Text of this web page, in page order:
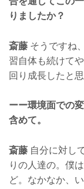
りましたか？
斎藤 そうですね
習自体も続けて
回り成長したと
ーー環境面での
含めて。
斎藤 自分に対し
りの人達の。僕
ど。なかなか、